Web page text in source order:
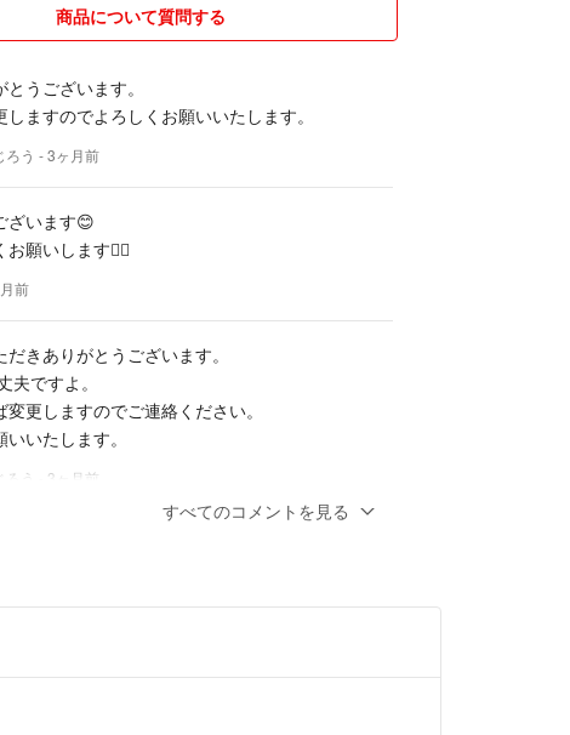
優先に案内させて頂いております。
の返品交換は致しかねます。
マト便に変更させて頂く場合がございます。
届けします。
うございます。
商品について質問する
うございます。
しますのでよろしくお願いいたします。
ろう - 3ヶ月前
ざいます😊
願いします🙇‍♀️
前
だきありがとうございます。
夫ですよ。
変更しますのでご連絡ください。
いたします。
う - 3ヶ月前
すべてのコメントを見る